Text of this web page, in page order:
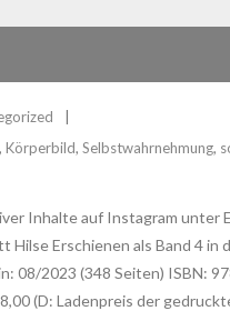
, Körperbild, Selbstwahrnehmung,
Inhalte auf Instagram unter
Erschienen als Band 4 in
08/2023 (348 Seiten) ISBN:
(D: Ladenpreis der